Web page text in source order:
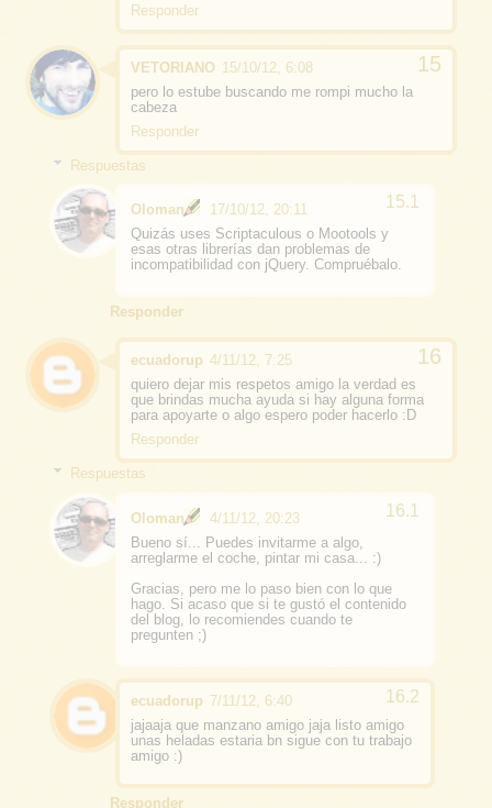
Responder
VETORIANO 15/10/12, 6:08
pero lo estube buscando me rompi mucho la
cabeza
Responder
Respuestas
Oloman
17/10/12, 20:11
Quizás uses Scriptaculous o Mootools y
esas otras librerías dan problemas de
incompatibilidad con jQuery. Compruébalo.
Responder
ecuadorup 4/11/12, 7:25
quiero dejar mis respetos amigo la verdad es
que brindas mucha ayuda si hay alguna forma
para apoyarte o algo espero poder hacerlo :D
Responder
Respuestas
Oloman
4/11/12, 20:23
Bueno sí... Puedes invitarme a algo,
arreglarme el coche, pintar mi casa... :)
Gracias, pero me lo paso bien con lo que
hago. Si acaso que si te gustó el contenido
del blog, lo recomiendes cuando te
pregunten ;)
ecuadorup 7/11/12, 6:40
jajaaja que manzano amigo jaja listo amigo
unas heladas estaria bn sigue con tu trabajo
amigo :)
Responder